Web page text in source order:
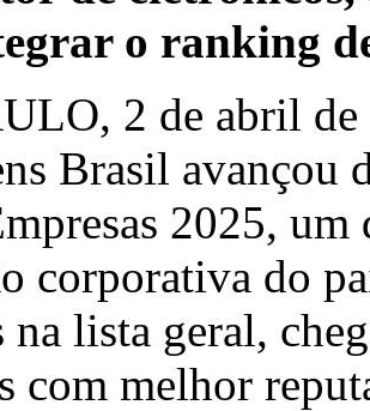
o ranking
, 2 de abril
Brasil avançou
2025,
corporativa do
na lista geral,
com melhor